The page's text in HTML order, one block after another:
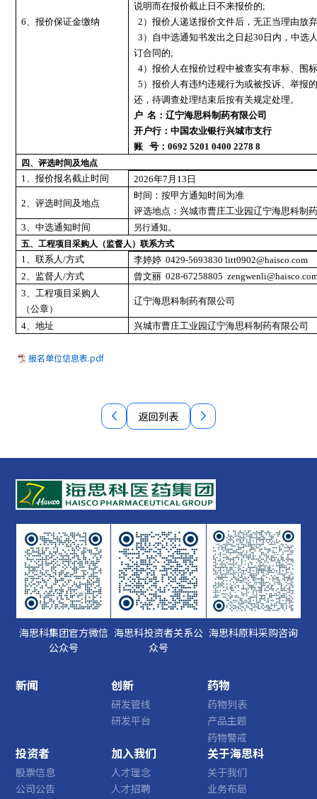
6、报价保证金缴纳
说明而在报价截止日不来报价的;
2）报价人递送报价文件后，无正当理由放
3）自中选通知书发出之日起30日内，中选
订合同的;
4）报价人在报价过程中被查实有串标、围
5）报价人有违约违规行为或被投诉、举报
还，待调查处理结束后按有关规定处理。
户 名：辽宁海思科制药有限公司
开户行：中国农业银行兴城市支行
账
号：0692 5201 0400 2278 8
四、评选时间及地点
1、报价报名截止时间 2026年7月13 日
2、评选时间及地点
时间：按甲方通知时间为准
评选地点：兴城市曹庄工业园辽宁海思科制
3、中选通知时间
另行通知。
五、工程项目采购人（监督人）联系方式
1、联系人/方式 李婷婷 0429-5693830 litt0902@haisco.com
2、监督人/方式
曾文丽 028-67258805
3、工程项目采购人
（公章）
辽宁海思科制药有限公司
4、地址 兴城市曹庄工业园辽宁海思科制药有限公司
报名单位信息表.pdf
返回列表
海思科集团官方微信
公众号
海思科投资者关系公
众号
海思科原料采购咨询
新闻 创新
研发管线
研发平台
药物
药物列表
产品主题
药物警戒
投资者
股票信息
公司公告
加入我们
人才理念
人才招聘
关于海思科
关于我们
业务布局